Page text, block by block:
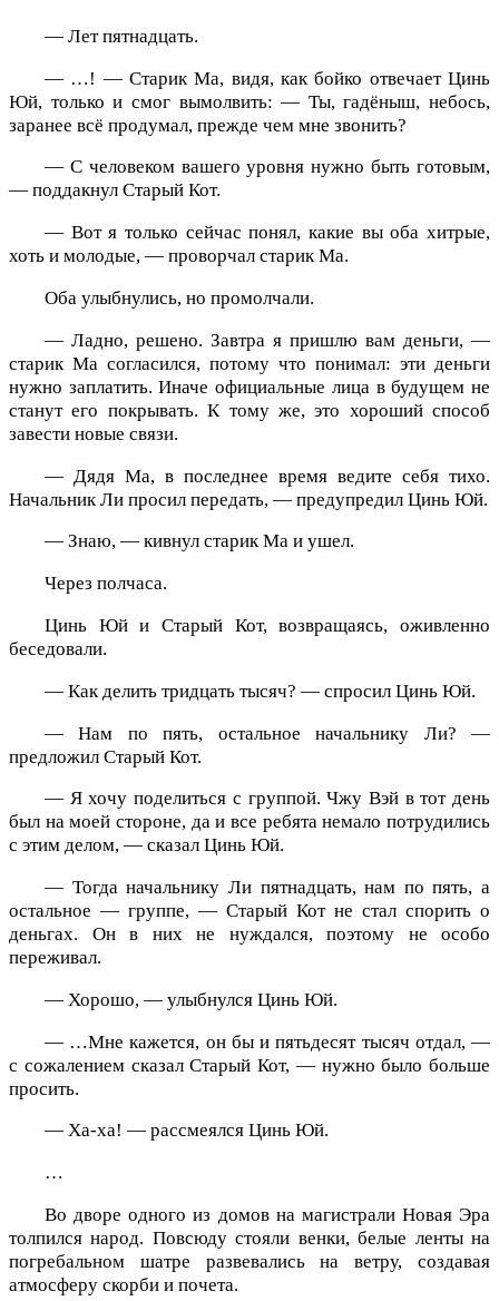
— Лет пятнадцать.
— …! — Старик Ма, видя, как бойко отвечает Цинь
Юй, только и смог вымолвить: — Ты, гадёныш, небось,
заранее всё продумал, прежде чем мне звонить?
— С человеком вашего уровня нужно быть готовым,
— поддакнул Старый Кот.
— Вот я только сейчас понял, какие вы оба хитрые,
хоть и молодые, — проворчал старик Ма.
Оба улыбнулись, но промолчали.
— Ладно, решено. Завтра я пришлю вам деньги, —
старик Ма согласился, потому что понимал: эти деньги
нужно заплатить. Иначе официальные лица в будущем не
станут его покрывать. К тому же, это хороший способ
завести новые связи.
— Дядя Ма, в последнее время ведите себя тихо.
Начальник Ли просил передать, — предупредил Цинь Юй.
— Знаю, — кивнул старик Ма и ушел.
Через полчаса.
Цинь Юй и Старый Кот, возвращаясь, оживленно
беседовали.
— Как делить тридцать тысяч? — спросил Цинь Юй.
— Нам по пять, остальное начальнику Ли? —
предложил Старый Кот.
— Я хочу поделиться с группой. Чжу Вэй в тот день
был на моей стороне, да и все ребята немало потрудились
с этим делом, — сказал Цинь Юй.
— Тогда начальнику Ли пятнадцать, нам по пять, а
остальное — группе, — Старый Кот не стал спорить о
деньгах. Он в них не нуждался, поэтому не особо
переживал.
— Хорошо, — улыбнулся Цинь Юй.
— …Мне кажется, он бы и пятьдесят тысяч отдал, —
с сожалением сказал Старый Кот, — нужно было больше
просить.
— Ха-ха! — рассмеялся Цинь Юй.
…
Во дворе одного из домов на магистрали Новая Эра
толпился народ. Повсюду стояли венки, белые ленты на
погребальном шатре развевались на ветру, создавая
атмосферу скорби и почета.